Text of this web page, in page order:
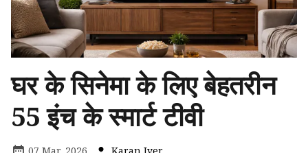
घर के सिनेमा के लिए बेहतरीन
55 इंच के स्मार्ट टीवी